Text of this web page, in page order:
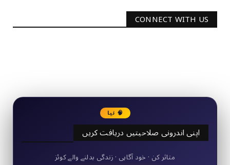
CONNECT WITH US
🧠 نیا
اپنی اندرونی صلاحیتیں دریافت کریں
50+ مختصر کوئز
متاثر کن · خود آگاہی · زندگی بدلنے والے کوئز